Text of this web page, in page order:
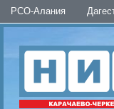
РСО-Алания